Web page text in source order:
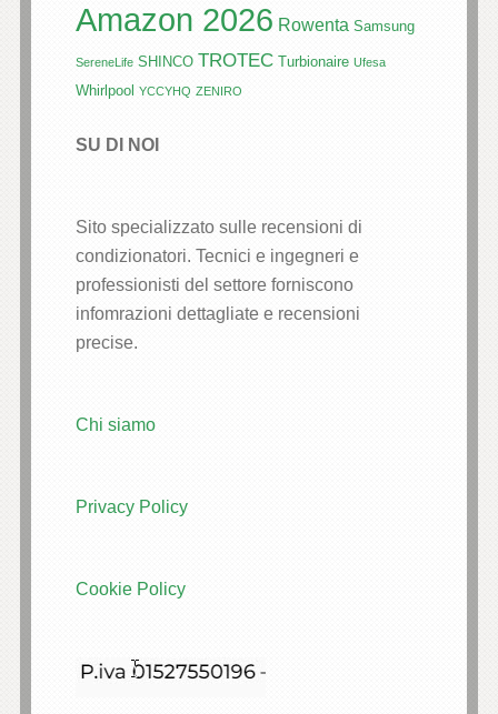
Amazon 2026 Rowenta Samsung
SereneLife SHINCO TROTEC Turbionaire Ufesa
Whirlpool YCCYHQ ZENIRO
SU DI NOI
Sito specializzato sulle recensioni di
condizionatori. Tecnici e ingegneri e
professionisti del settore forniscono
infomrazioni dettagliate e recensioni
precise.
Chi siamo
Privacy Policy
Cookie Policy